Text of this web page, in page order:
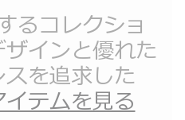
るコレクショ
インと優れた
を追求した
テムを見る